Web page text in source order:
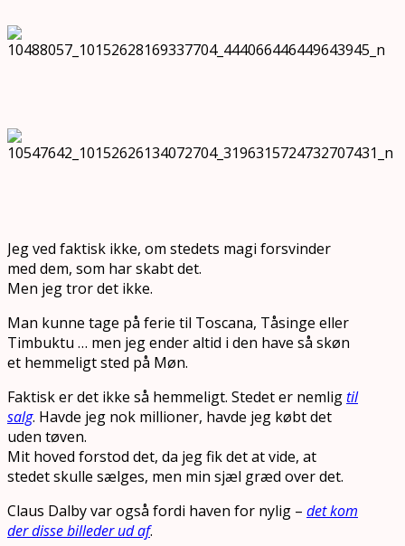
Jeg ved faktisk ikke, om stedets magi forsvinder
med dem, som har skabt det.
Men jeg tror det ikke.
Man kunne tage på ferie til Toscana, Tåsinge eller
Timbuktu … men jeg ender altid i den have så skøn
et hemmeligt sted på Møn.
Faktisk er det ikke så hemmeligt. Stedet er nemligtil
salg. Havde jeg nok millioner, havde jeg købt det
uden tøven.
Mit hoved forstod det, da jeg fik det at vide, at
stedet skulle sælges, men min sjæl græd over det.
Claus Dalby var også fordi haven for nylig – det kom
der disse billeder ud af.